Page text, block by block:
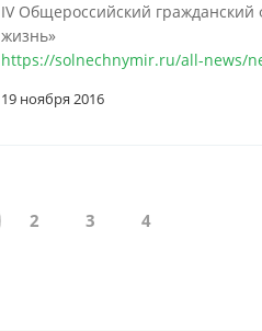
IV Общероссийский
жизнь»
https://solnechnymir.ru/all-news/
19 ноября 2016
2 3 4